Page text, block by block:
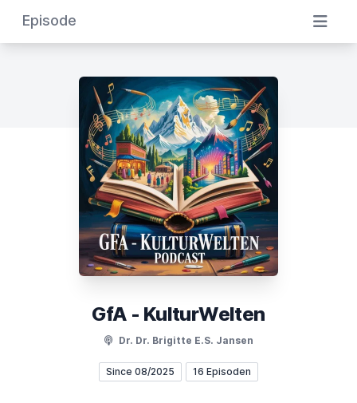
Episode
GfA - KulturWelten
Dr. Dr. Brigitte E.S. Jansen
Since 08/2025 16 Episoden